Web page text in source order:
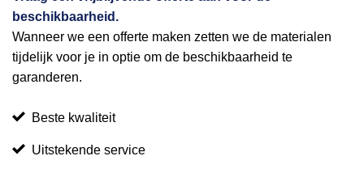
beschikbaarheid.
Wanneer we een offerte maken zetten we de materialen
tijdelijk voor je in optie om de beschikbaarheid te
garanderen.
Beste kwaliteit
Uitstekende service